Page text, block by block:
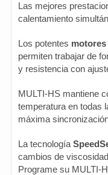
Las mejores
calentamiento
Los potentes
permiten trabajar de
y resistencia con
MULTI-HS mantiene
temperatura en todas
máxima
La tecnología
cambios de
Programe su MULTI-